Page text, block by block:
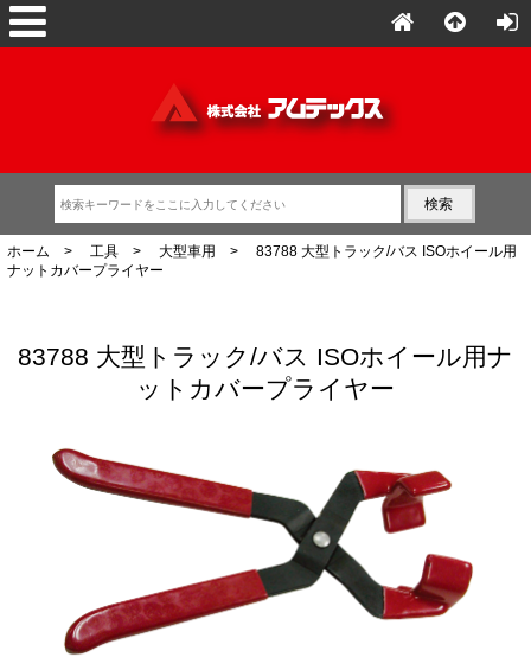
ホーム > 工具> 大型車用 > 83788 大型トラック/バス ISOホイール用
ナットカバープライヤー
83788 大型トラック/バス ISOホイール用ナ
ットカバープライヤー